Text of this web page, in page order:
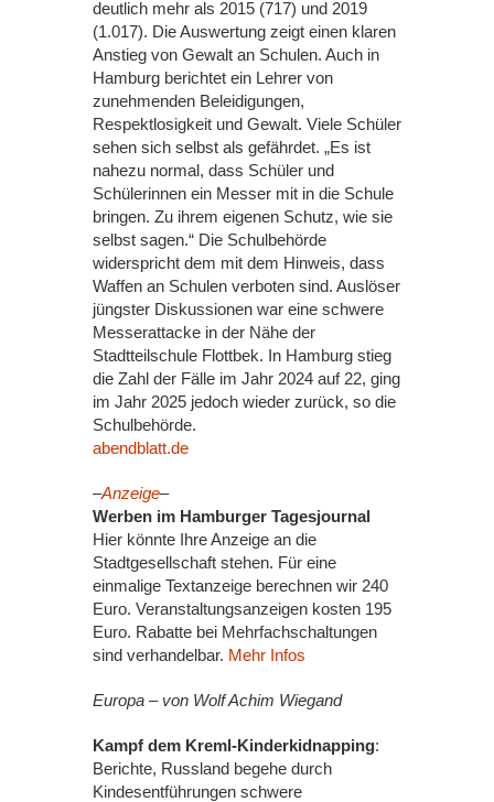
deutlich mehr als 2015 (717) und 2019
(1.017). Die Auswertung zeigt einen klaren
Anstieg von Gewalt an Schulen. Auch in
Hamburg berichtet ein Lehrer von
zunehmenden Beleidigungen,
Respektlosigkeit und Gewalt. Viele Schüler
sehen sich selbst als gefährdet. „Es ist
nahezu normal, dass Schüler und
Schülerinnen ein Messer mit in die Schule
bringen. Zu ihrem eigenen Schutz, wie sie
selbst sagen.“ Die Schulbehörde
widerspricht dem mit dem Hinweis, dass
Waffen an Schulen verboten sind. Auslöser
jüngster Diskussionen war eine schwere
Messerattacke in der Nähe der
Stadtteilschule Flottbek. In Hamburg stieg
die Zahl der Fälle im Jahr 2024 auf 22, ging
im Jahr 2025 jedoch wieder zurück, so die
Schulbehörde.
abendblatt.de
–Anzeige–
Werben im Hamburger Tagesjournal
Hier könnte Ihre Anzeige an die
Stadtgesellschaft stehen. Für eine
einmalige Textanzeige berechnen wir 240
Euro. Veranstaltungsanzeigen kosten 195
Euro. Rabatte bei Mehrfachschaltungen
sind verhandelbar. Mehr Infos
Europa – von Wolf Achim Wiegand
Kampf dem Kreml-Kinderkidnapping:
Berichte, Russland begehe durch
Kindesentführungen schwere